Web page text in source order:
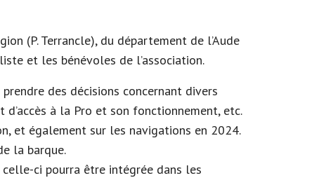
(P. Terrancle), du département de l’Aude
et les bénévoles de l’association.
des décisions concernant divers
à la Pro et son fonctionnement, etc.
et également sur les navigations en 2024.
la barque.
ci pourra être intégrée dans les